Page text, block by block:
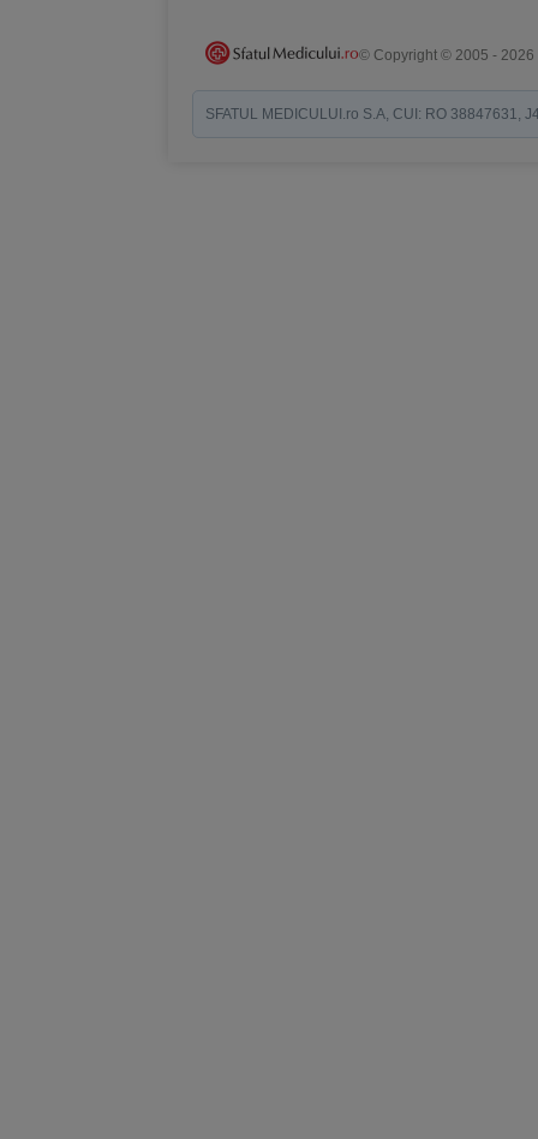
© Copyright © 2005 - 2026
SFATUL MEDICULUI.ro S.A, CUI: RO 38847631,